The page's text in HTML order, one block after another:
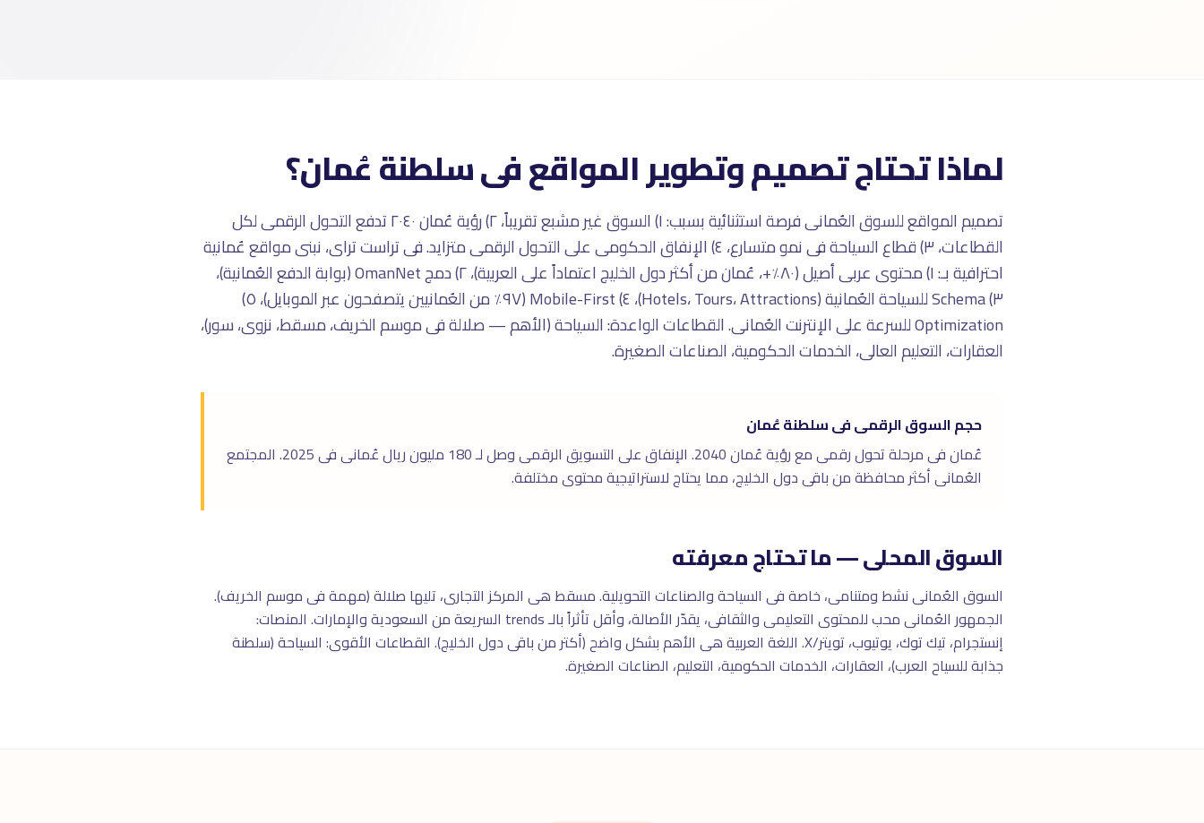
لماذا تحتاج تصميم وتطوير المواقع فى سلطنة عُمان؟
تصميم المواقع للسوق العُمانى فرصة استثنائية بسبب: ١) السوق غير مشبع تقريباً، ٢) رؤية عُمان ٢٠٤٠ تدفع التحول الرقمى لكل
القطاعات، ٣) قطاع السياحة فى نمو متسارع، ٤) الإنفاق الحكومى على التحول الرقمى متزايد. فى تراست تراى، نبنى مواقع عُمانية
احترافية بـ: ١) محتوى عربى أصيل (٨٠٪+، عُمان من أكثر دول الخليج اعتماداً على العربية)، ٢) دمج OmanNet (بوابة الدفع العُمانية)،
٣) Schema للسياحة العُمانية (Hotels، Tours، Attractions)، ٤) Mobile-First (٩٧٪ من العُمانيين يتصفحون عبر الموبايل)، ٥)
Optimization للسرعة على الإنترنت العُمانى. القطاعات الواعدة: السياحة (الأهم — صلالة فى موسم الخريف، مسقط، نزوى، سور)،
العقارات، التعليم العالى، الخدمات الحكومية، الصناعات الصغيرة.
حجم السوق الرقمى فى سلطنة عُمان
عُمان فى مرحلة تحول رقمى مع رؤية عُمان 2040. الإنفاق على التسويق الرقمى وصل لـ 180 مليون ريال عُمانى فى 2025. المجتمع
العُمانى أكثر محافظة من باقى دول الخليج، مما يحتاج لاستراتيجية محتوى مختلفة.
السوق المحلى — ما تحتاج معرفته
السوق العُمانى نشط ومتنامى، خاصة فى السياحة والصناعات التحويلية. مسقط هى المركز التجارى، تليها صلالة (مهمة فى موسم الخريف).
الجمهور العُمانى محب للمحتوى التعليمى والثقافى، يقدّر الأصالة، وأقل تأثراً بالـ trends السريعة من السعودية والإمارات. المنصات:
إنستجرام، تيك توك، يوتيوب، تويتر/X. اللغة العربية هى الأهم بشكل واضح (أكتر من باقى دول الخليج). القطاعات الأقوى: السياحة (سلطنة
جذابة للسياح العرب)، العقارات، الخدمات الحكومية، التعليم، الصناعات الصغيرة.